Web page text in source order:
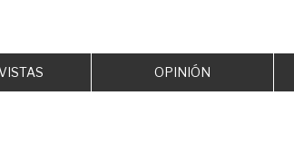
OPINIÓN